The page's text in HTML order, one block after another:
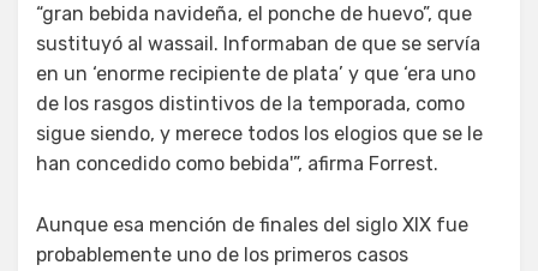
“gran bebida navideña, el ponche de huevo”, que
sustituyó al wassail. Informaban de que se servía
en un ‘enorme recipiente de plata’ y que ‘era uno
de los rasgos distintivos de la temporada, como
sigue siendo, y merece todos los elogios que se le
han concedido como bebida'”, afirma Forrest.
Aunque esa mención de finales del siglo XIX fue
probablemente uno de los primeros casos